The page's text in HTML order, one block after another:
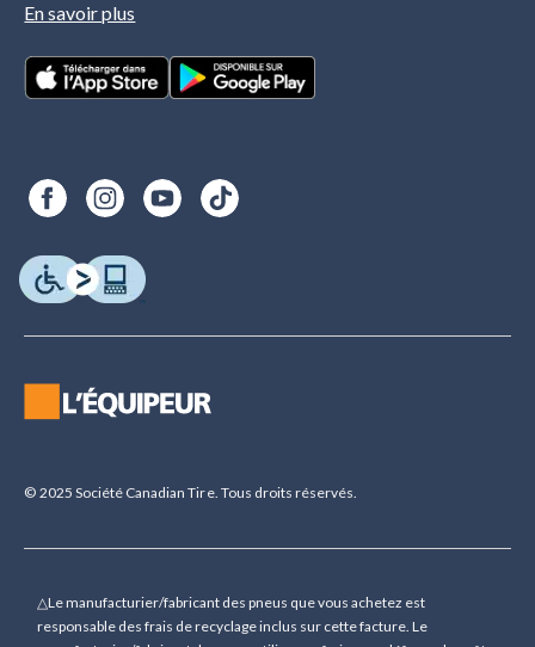
En savoir plus
© 2025 Société Canadian Tire. Tous droits réservés.
△Le manufacturier/fabricant des pneus que vous achetez est
responsable des frais de recyclage inclus sur cette facture. Le